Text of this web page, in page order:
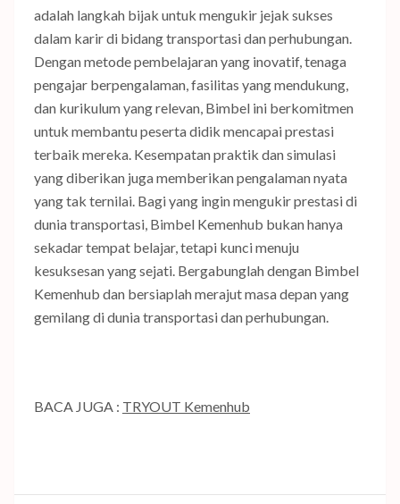
adalah langkah bijak untuk mengukir jejak sukses
dalam karir di bidang transportasi dan perhubungan.
Dengan metode pembelajaran yang inovatif, tenaga
pengajar berpengalaman, fasilitas yang mendukung,
dan kurikulum yang relevan, Bimbel ini berkomitmen
untuk membantu peserta didik mencapai prestasi
terbaik mereka. Kesempatan praktik dan simulasi
yang diberikan juga memberikan pengalaman nyata
yang tak ternilai. Bagi yang ingin mengukir prestasi di
dunia transportasi, Bimbel Kemenhub bukan hanya
sekadar tempat belajar, tetapi kunci menuju
kesuksesan yang sejati. Bergabunglah dengan Bimbel
Kemenhub dan bersiaplah merajut masa depan yang
gemilang di dunia transportasi dan perhubungan.
BACA JUGA : TRYOUT Kemenhub